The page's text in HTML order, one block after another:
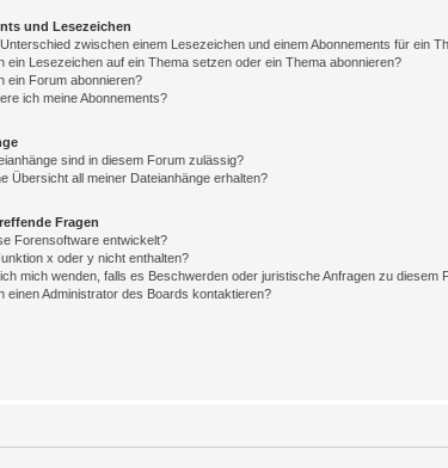
und Lesezeichen
zwischen einem Lesezeichen und einem Abonnements für ein
ein Lesezeichen auf ein Thema setzen oder ein Thema abonnieren?
ein Forum abonnieren?
ich meine Abonnements?
sind in diesem Forum zulässig?
Übersicht all meiner Dateianhänge erhalten?
Fragen
Forensoftware entwickelt?
x oder y nicht enthalten?
mich wenden, falls es Beschwerden oder juristische Anfragen zu diesem
einen Administrator des Boards kontaktieren?